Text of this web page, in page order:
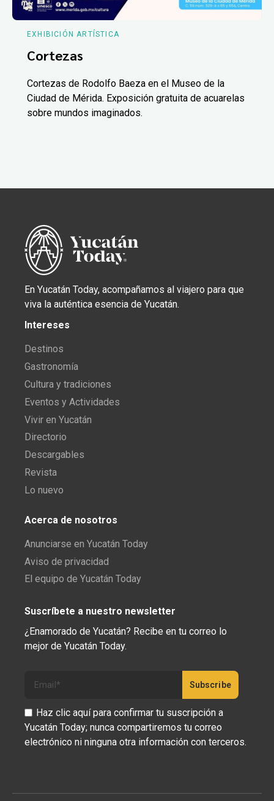
EXHIBICIÓN ARTÍSTICA
Cortezas
Cortezas de Rodolfo Baeza en el Museo de la
Ciudad de Mérida. Exposición gratuita de acuarelas
sobre mundos imaginados.
En Yucatán Today, acompañamos al viajero para que
viva la auténtica esencia de Yucatán.
Intereses
Destinos
Gastronomía
Cultura y tradiciones
Eventos y Actividades
Vivir en Yucatán
Directorio
Descargables
Revista
Lo nuevo
Acerca de nosotros
Anunciarse en Yucatán Today
Aviso de privacidad
El equipo de Yucatán Today
Suscríbete a nuestro newsletter
¿Enamorado de Yucatán? Recibe en tu correo lo
mejor de Yucatán Today.
Haz clic aquí para confirmar tu suscripción a
Yucatán Today; nunca compartiremos tu correo
electrónico ni ninguna otra información con terceros.